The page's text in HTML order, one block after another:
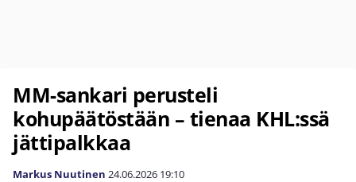
MM-sankari perusteli
kohupäätöstään – tienaa KHL:ssä
jättipalkkaa
Markus Nuutinen 24.06.2026 19:10